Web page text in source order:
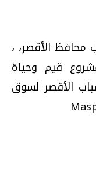
محافظ الأقصر، ،
قيم وحياة
شباب الأقصر لسوق